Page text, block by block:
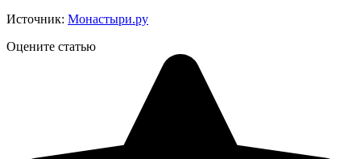
Источник: Монастыри.ру
Оцените статью